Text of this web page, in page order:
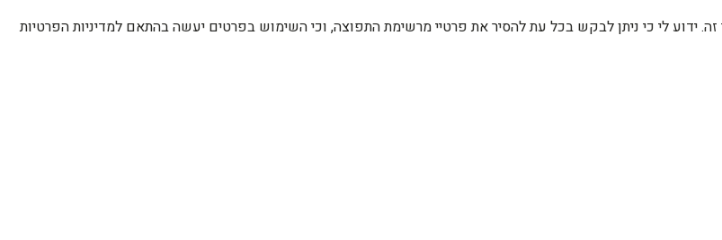
זה. ידוע לי כי ניתן לבקש בכל עת להסיר את פרטיי מרשימת התפוצה, וכי השימוש בפרטים יעשה בהתאם למדיניות הפרטיות